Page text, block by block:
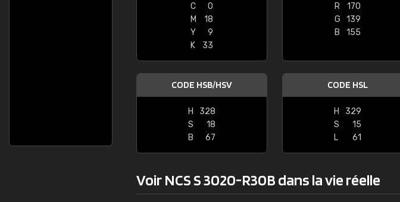
C
0
M
18
Y
9
K
33
R
170
G
139
B
155
CODE HSB/HSV
H
328
S
18
B
67
CODE HSL
H
329
S
15
L
61
Voir NCS S 3020-R30B dans la vie réelle